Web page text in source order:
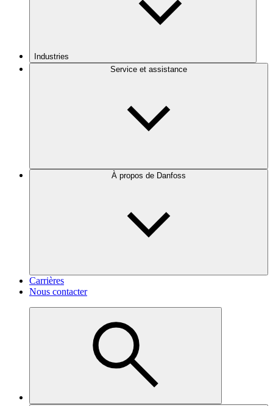
Industries
Service et assistance
À propos de Danfoss
Carrières
Nous contacter